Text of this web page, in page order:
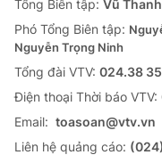
Tổng Biên tập: Vũ
Phó Tổng Biên tập:
Nguyễn Trọng Ninh
Tổng đài VTV: 024.38
Ðiện thoại Thời báo VTV:
Email: toasoan@vtv.vn
Liên hệ quảng cáo: